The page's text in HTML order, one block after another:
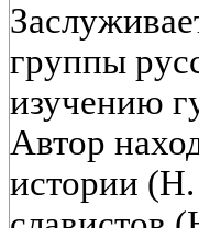
группы
изучению
Автор
истории